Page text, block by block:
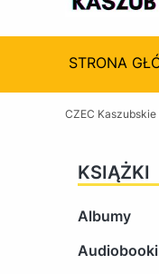
STRONA
CZEC
KSIĄŻKI
Albumy
Audiobooki